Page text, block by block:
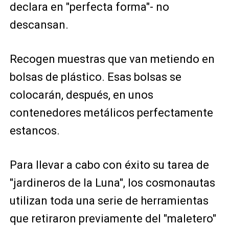
declara en "perfecta forma"- no
descansan.
Recogen muestras que van metiendo en
bolsas de plástico. Esas bolsas se
colocarán, después, en unos
contenedores metálicos perfectamente
estancos.
Para llevar a cabo con éxito su tarea de
"jardineros de la Luna", los cosmonautas
utilizan toda una serie de herramientas
que retiraron previamente del "maletero"